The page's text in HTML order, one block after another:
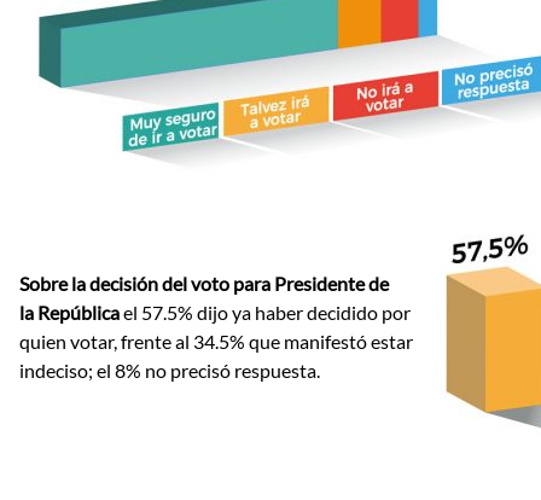
Sobre la decisión del voto para Presidente de
la Repúblicael 57.5% dijo ya haber decidido por
quien votar, frente al 34.5% que manifestó estar
indeciso; el 8% no precisó respuesta.